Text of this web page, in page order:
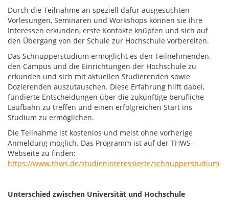
Durch die Teilnahme an speziell dafür ausgesuchten
Vorlesungen, Seminaren und Workshops können sie ihre
Interessen erkunden, erste Kontakte knüpfen und sich auf
den Übergang von der Schule zur Hochschule vorbereiten.
Das Schnupperstudium ermöglicht es den Teilnehmenden,
den Campus und die Einrichtungen der Hochschule zu
erkunden und sich mit aktuellen Studierenden sowie
Dozierenden auszutauschen. Diese Erfahrung hilft dabei,
fundierte Entscheidungen über die zukünftige berufliche
Laufbahn zu treffen und einen erfolgreichen Start ins
Studium zu ermöglichen.
Die Teilnahme ist kostenlos und meist ohne vorherige
Anmeldung möglich. Das Programm ist auf der THWS-
Webseite zu finden:
https://www.thws.de/studieninteressierte/schnupperstudium
Unterschied zwischen Universität und Hochschule